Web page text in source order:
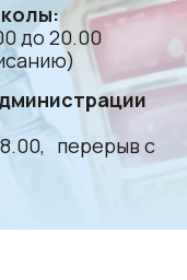
до 20.00
перерыв с